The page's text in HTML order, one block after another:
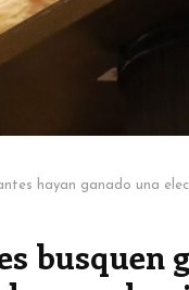
hayan ganado una
busquen